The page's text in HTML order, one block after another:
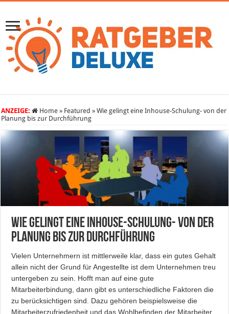
ANZEIGE: Home » Featured » Wie gelingt eine Inhouse-Schulung- von der
Planung bis zur Durchführung
Wie gelingt eine Inhouse-Schulung- von der
Planung bis zur Durchführung
Vielen Unternehmern ist mittlerweile klar, dass ein gutes Gehalt
allein nicht der Grund für Angestellte ist dem Unternehmen treu
untergeben zu sein. Hofft man auf eine gute
Mitarbeiterbindung, dann gibt es unterschiedliche Faktoren die
zu berücksichtigen sind. Dazu gehören beispielsweise die
Mitarbeiterzufriedenheit und das Wohlbefinden der Mitarbeiter.